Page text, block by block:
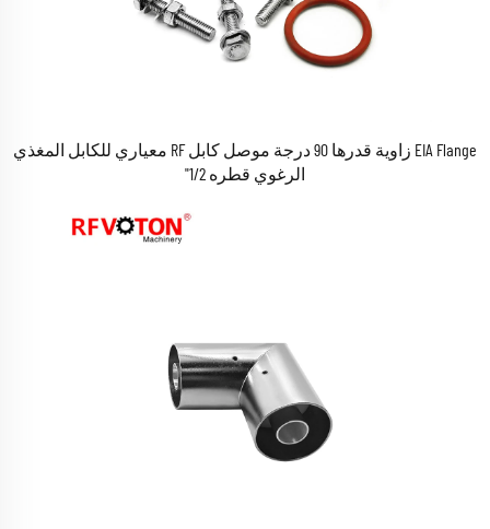
EIA Flange زاوية قدرها 90 درجة موصل كابل RF معياري للكابل المغذي
الرغوي قطره 1/2"